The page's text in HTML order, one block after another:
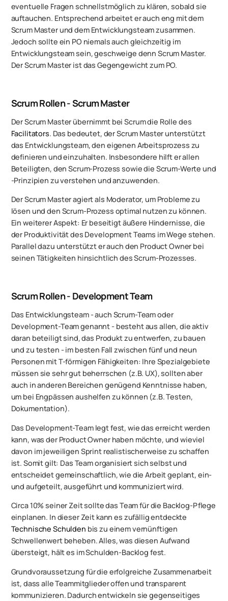
eventuelle Fragen schnellstmöglich zu klären, sobald sie
auftauchen. Entsprechend arbeitet er auch eng mit dem
Scrum Master und dem Entwicklungsteam zusammen.
Jedoch sollte ein PO niemals auch gleichzeitig im
Entwicklungsteam sein, geschweige denn Scrum Master.
Der Scrum Master ist das Gegengewicht zum PO.
Scrum Rollen - Scrum Master
Der Scrum Master übernimmt bei Scrum die Rolle des
Facilitators. Das bedeutet, der Scrum Master unterstützt
das Entwicklungsteam, den eigenen Arbeitsprozess zu
definieren und einzuhalten. Insbesondere hilft er allen
Beteiligten, den Scrum-Prozess sowie die Scrum-Werte und
-Prinzipien zu verstehen und anzuwenden.
Der Scrum Master agiert als Moderator, um Probleme zu
lösen und den Scrum-Prozess optimal nutzen zu können.
Ein weiterer Aspekt: Er beseitigt äußere Hindernisse, die
der Produktivität des Development Teams im Wege stehen.
Parallel dazu unterstützt er auch den Product Owner bei
seinen Tätigkeiten hinsichtlich des Scrum-Prozesses.
Scrum Rollen - Development Team
Das Entwicklungsteam - auch Scrum-Team oder
Development-Team genannt - besteht aus allen, die aktiv
daran beteiligt sind, das Produkt zu entwerfen, zu bauen
und zu testen - im besten Fall zwischen fünf und neun
Personen mit T-förmigen Fähigkeiten: Ihre Spezialgebiete
müssen sie sehr gut beherrschen (z.B. UX), sollten aber
auch in anderen Bereichen genügend Kenntnisse haben,
um bei Engpässen aushelfen zu können (z.B. Testen,
Dokumentation).
Das Development-Team legt fest, wie das erreicht werden
kann, was der Product Owner haben möchte, und wieviel
davon im jeweiligen Sprint realistischerweise zu schaffen
ist. Somit gilt: Das Team organisiert sich selbst und
entscheidet gemeinschaftlich, wie die Arbeit geplant, ein-
und aufgeteilt, ausgeführt und kommuniziert wird.
Circa 10% seiner Zeit sollte das Team für die Backlog-Pflege
einplanen. In dieser Zeit kann es zufällig entdeckte
Technische Schulden bis zu einem vernünftigen
Schwellenwert beheben. Alles, was diesen Aufwand
übersteigt, hält es im Schulden-Backlog fest.
Grundvoraussetzung für die erfolgreiche Zusammenarbeit
ist, dass alle Teammitglieder offen und transparent
kommunizieren. Dadurch entwickeln sie gegenseitiges